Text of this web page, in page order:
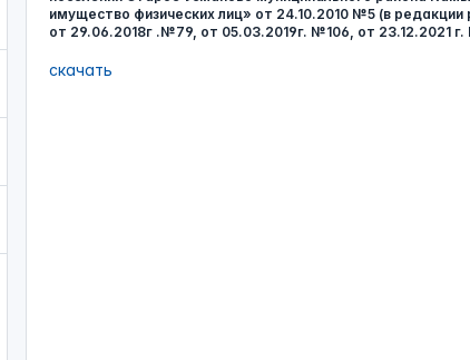
имущество физических лиц» от 24.10.2010 №5 (в
от 29.06.2018г .№79, от 05.03.2019г. №106, от 23.12.2021
скачать